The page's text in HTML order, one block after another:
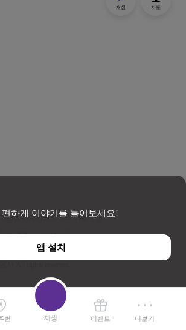
하게 이야기를 들어보세요!
앱 설치
재생 지도
방침위치기반서비스 이용약관
도 원주시 세계로 10
50707 TEL : 033-738-3000
변 재생 이벤트 더보기